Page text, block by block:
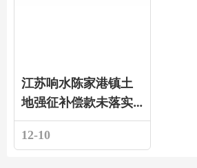
江苏响水陈家港镇土
地强征补偿款未落实
且维权遭打压的紧急
投诉求助！
12-10